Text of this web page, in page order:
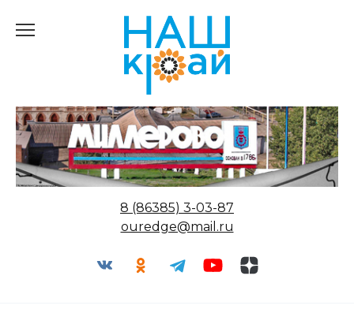
8 (86385) 3-03-87
ouredge@mail.ru